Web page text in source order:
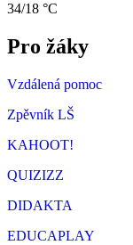
34/18 °C
Pro žáky
Vzdálená pomoc
Zpěvník LŠ
KAHOOT!
QUIZIZZ
DIDAKTA
EDUCAPLAY